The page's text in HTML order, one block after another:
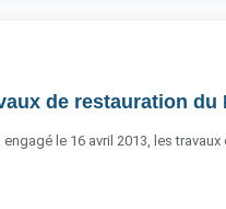
de restauration du
le 16 avril 2013, les